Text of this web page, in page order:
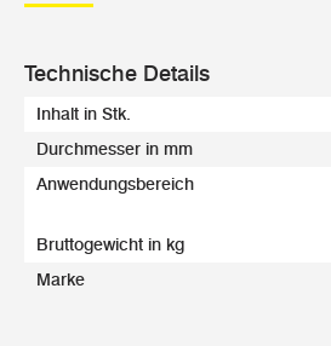
Technische Details
Inhalt in Stk.
Durchmesser in mm
Anwendungsbereich
Bruttogewicht in kg
Marke